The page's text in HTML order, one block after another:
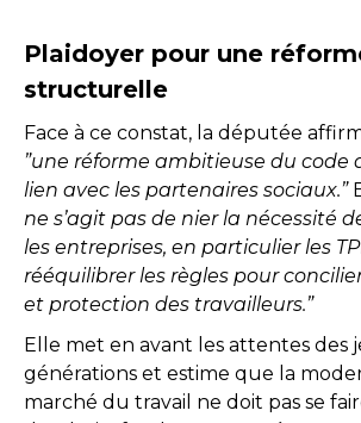
Plaidoyer pour une
structurelle
Face à ce constat, la députée
”une réforme ambitieuse du code
lien avec les partenaires sociaux.”
ne s’agit pas de nier la nécessité
les entreprises, en particulier les
rééquilibrer les règles pour
et protection des travailleurs.”
Elle met en avant les attentes des
générations et estime que la
marché du travail ne doit pas se